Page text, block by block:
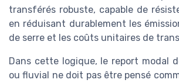
transférés robuste, capable de
en réduisant durablement les
de serre et les coûts unitaires de
Dans cette logique, le report modal
ou fluvial ne doit pas être pensé